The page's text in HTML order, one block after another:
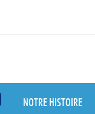
NOTRE HISTOIRE